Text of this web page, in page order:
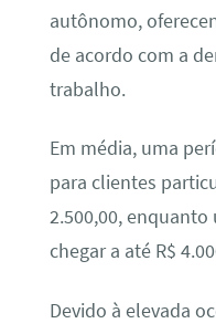
autônomo,
de acordo com a
trabalho.
Em média, uma
para clientes
2.500,00,
chegar a até R$
Devido à elevada